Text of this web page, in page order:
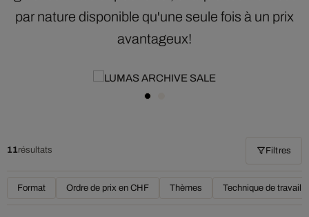
par nature disponible qu'une seule fois à un prix
avantageux!
11résultats Filtres
Format Ordre de prix en CHF Thèmes Technique de travail